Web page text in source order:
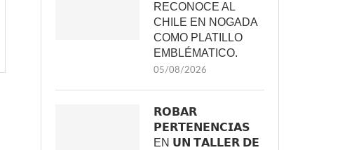
RECONOCE AL
CHILE EN NOGADA
COMO PLATILLO
EMBLÉMATICO.
05/08/2026
𝗥𝗢𝗕𝗔𝗥
𝗣𝗘𝗥𝗧𝗘𝗡𝗘𝗡𝗖𝗜𝗔𝗦
EN 𝗨𝗡 𝗧𝗔𝗟𝗟𝗘𝗥 𝗗𝗘